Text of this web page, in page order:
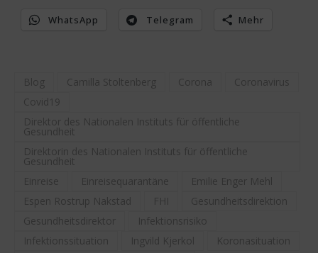
WhatsApp Telegram Mehr
Blog Camilla Stoltenberg Corona
Coronavirus
Covid19
Direktor des Nationalen Instituts für öffentliche
Gesundheit
Direktorin des Nationalen Instituts für öffentliche
Gesundheit
Einreise
Einreisequarantäne
Emilie Enger Mehl
Espen Rostrup Nakstad
FHI
Gesundheitsdirektion
Gesundheitsdirektor
Infektionsrisiko
Infektionssituation
Ingvild Kjerkol
Koronasituation